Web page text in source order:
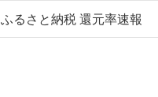
ふるさと納税 還元率速報